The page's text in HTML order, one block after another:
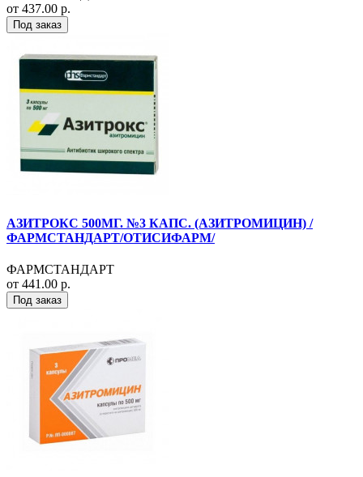
от 437.00 р.
Под заказ
АЗИТРОКС 500МГ. №3 КАПС. (АЗИТРОМИЦИН) /
ФАРМСТАНДАРТ/ОТИСИФАРМ/
ФАРМСТАНДАРТ
от 441.00 р.
Под заказ